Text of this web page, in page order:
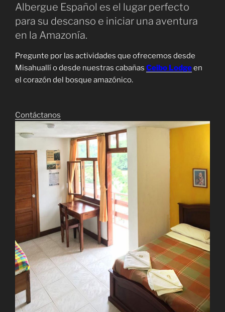
Albergue Español es el lugar perfecto
para su descanso e iniciar una aventura
en la Amazonía.
Pregunte por las actividades que ofrecemos desde
Misahuallí o desde nuestras cabañas Ceibo Lodgeen
el corazón del bosque amazónico.
Contáctanos